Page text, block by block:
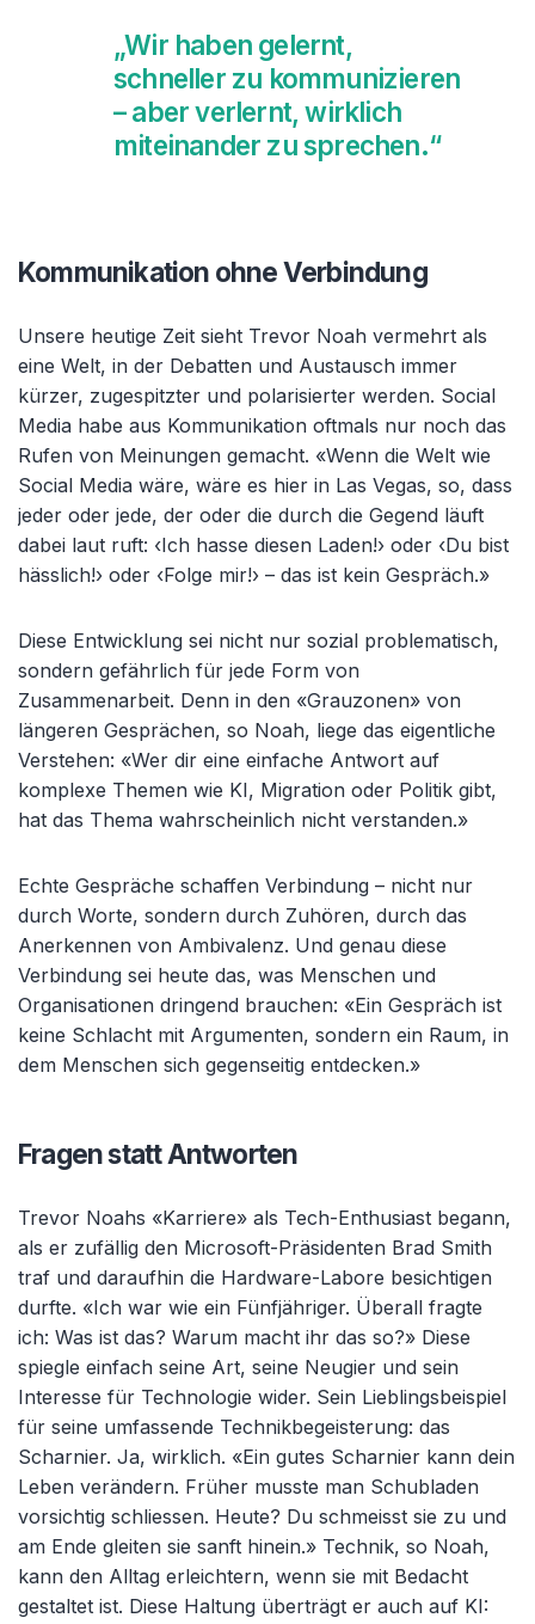
„Wir haben gelernt,
schneller zu kommunizieren
– aber verlernt, wirklich
miteinander zu sprechen.“
Kommunikation ohne Verbindung
Unsere heutige Zeit sieht Trevor Noah vermehrt als
eine Welt, in der Debatten und Austausch immer
kürzer, zugespitzter und polarisierter werden. Social
Media habe aus Kommunikation oftmals nur noch das
Rufen von Meinungen gemacht. «Wenn die Welt wie
Social Media wäre, wäre es hier in Las Vegas, so, dass
jeder oder jede, der oder die durch die Gegend läuft
dabei laut ruft: ‹Ich hasse diesen Laden!› oder ‹Du bist
hässlich!› oder ‹Folge mir!› – das ist kein Gespräch.»
Diese Entwicklung sei nicht nur sozial problematisch,
sondern gefährlich für jede Form von
Zusammenarbeit. Denn in den «Grauzonen» von
längeren Gesprächen, so Noah, liege das eigentliche
Verstehen: «Wer dir eine einfache Antwort auf
komplexe Themen wie KI, Migration oder Politik gibt,
hat das Thema wahrscheinlich nicht verstanden.»
Echte Gespräche schaffen Verbindung – nicht nur
durch Worte, sondern durch Zuhören, durch das
Anerkennen von Ambivalenz. Und genau diese
Verbindung sei heute das, was Menschen und
Organisationen dringend brauchen: «Ein Gespräch ist
keine Schlacht mit Argumenten, sondern ein Raum, in
dem Menschen sich gegenseitig entdecken.»
Fragen statt Antworten
Trevor Noahs «Karriere» als Tech-Enthusiast begann,
als er zufällig den Microsoft-Präsidenten Brad Smith
traf und daraufhin die Hardware-Labore besichtigen
durfte. «Ich war wie ein Fünfjähriger. Überall fragte
ich: Was ist das? Warum macht ihr das so?» Diese
spiegle einfach seine Art, seine Neugier und sein
Interesse für Technologie wider. Sein Lieblingsbeispiel
für seine umfassende Technikbegeisterung: das
Scharnier. Ja, wirklich. «Ein gutes Scharnier kann dein
Leben verändern. Früher musste man Schubladen
vorsichtig schliessen. Heute? Du schmeisst sie zu und
am Ende gleiten sie sanft hinein.» Technik, so Noah,
kann den Alltag erleichtern, wenn sie mit Bedacht
gestaltet ist. Diese Haltung überträgt er auch auf KI: